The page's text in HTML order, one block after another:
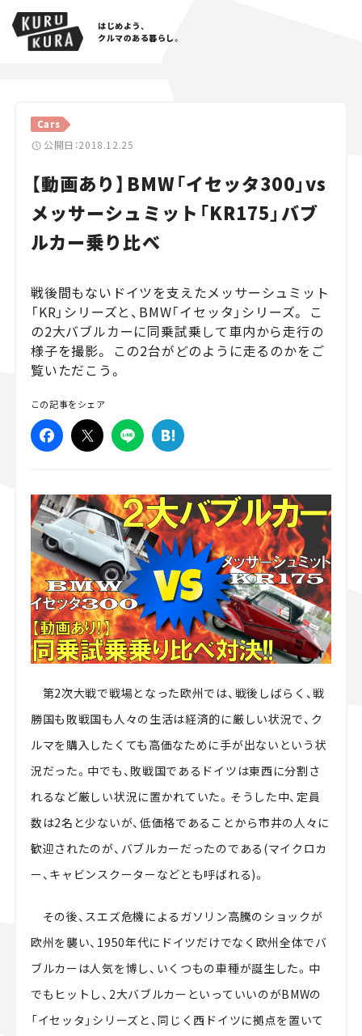
はじめよう、
クルマのある暮らし。
Cars
公開日：2018.12.25
【動画あり】BMW「イセッタ300」vs
メッサーシュミット「KR175」バブ
ルカー乗り比べ
戦後間もないドイツを支えたメッサーシュミット
「KR」シリーズと、BMW「イセッタ」シリーズ。 こ
の2大バブルカーに同乗試乗して車内から走行の
様子を撮影。 この2台がどのように走るのかをご
覧いただこう。
この記事をシェア
第2次大戦で戦場となった欧州では、戦後しばらく、戦
勝国も敗戦国も人々の生活は経済的に厳しい状況で、ク
ルマを購入したくても高価なために手が出ないという状
況だった。中でも、敗戦国であるドイツは東西に分割さ
れるなど厳しい状況に置かれていた。そうした中、定員
数は2名と少ないが、低価格であることから市井の人々に
歓迎されたのが、バブルカーだったのである(マイクロカ
ー、キャビンスクーターなどとも呼ばれる)。
その後、スエズ危機によるガソリン高騰のショックが
欧州を襲い、1950年代にドイツだけでなく欧州全体でバ
ブルカーは人気を博し、いくつもの車種が誕生した。中
でもヒットし、2大バブルカーといっていいのがBMWの
「イセッタ」シリーズと、同じく西ドイツに拠点を置いて
Cars
Lifestyle
Traffic
Special
Series
Campaign
人気のハッシュタグ
マツダ ロードスター｜Mazda Roadster